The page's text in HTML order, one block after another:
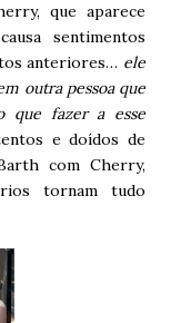
que aparece
sentimentos
anteriores… ele
outra pessoa que
que fazer a esse
e doídos de
com Cherry,
tornam tudo